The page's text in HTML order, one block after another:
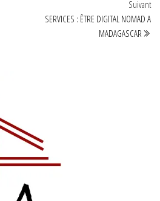
Suivant
SERVICES : ÊTRE DIGITAL NOMAD A
MADAGASCAR